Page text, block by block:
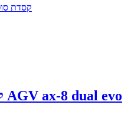
קסדת
קסדה לאופנוע סופרמוטו AGV ax-8 dual evo